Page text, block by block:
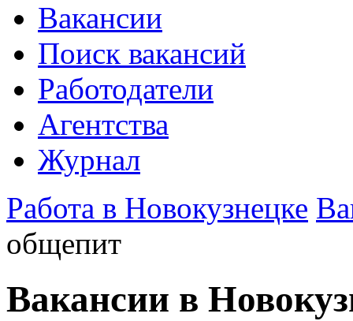
Вакансии
Поиск вакансий
Работодатели
Агентства
Журнал
Работа в Новокузнецке
общепит
Вакансии в